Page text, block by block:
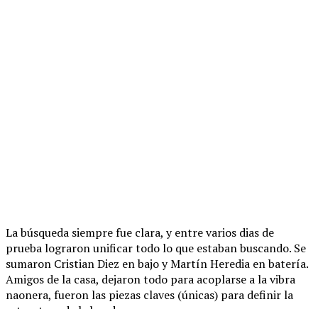
La búsqueda siempre fue clara, y entre varios dias de
prueba lograron unificar todo lo que estaban buscando. Se
sumaron Cristian Diez en bajo y Martín Heredia en batería.
Amigos de la casa, dejaron todo para acoplarse a la vibra
naonera, fueron las piezas claves (únicas) para definir la